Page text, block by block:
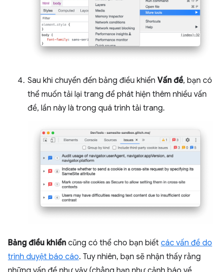
Sau khi chuyển đến bảng điều khiển Vấn đề, bạn có
thể muốn tải lại trang để phát hiện thêm nhiều vấn
đề, lần này là trong quá trình tải trang.
Bảng điều khiển cũng có thể cho bạn biết các vấn đề do
trình duyệt báo cáo. Tuy nhiên, bạn sẽ nhận thấy rằng